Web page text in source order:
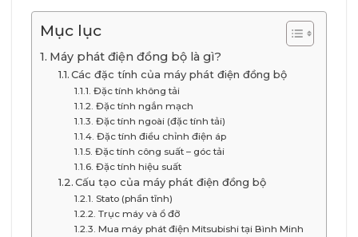
Mục lục
Máy phát điện đồng bộ là gì?
Các đặc tính của máy phát điện đồng bộ
Đặc tính không tải
Đặc tính ngắn mạch
Đặc tính ngoài (đặc tính tải)
Đặc tính điều chỉnh điện áp
Đặc tính công suất – góc tải
Đặc tính hiệu suất
Cấu tạo của máy phát điện đồng bộ
Stato (phần tĩnh)
Trục máy và ổ đỡ
Mua máy phát điện Mitsubishi tại Bình Minh